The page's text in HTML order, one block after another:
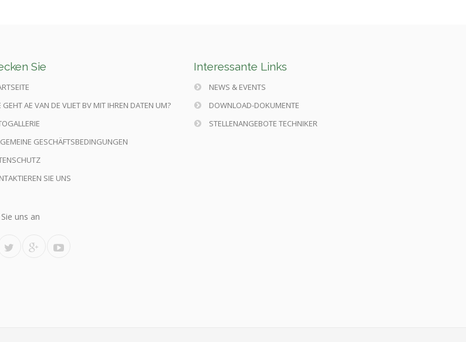
Sie
GEHT AE VAN DE VLIET BV MIT IHREN DATEN UM?
GESCHÄFTSBEDINGUNGEN
SIE UNS
Interessante Links
NEWS & EVENTS
DOWNLOAD-DOKUMENTE
STELLENANGEBOTE TECHNIKER
uns an